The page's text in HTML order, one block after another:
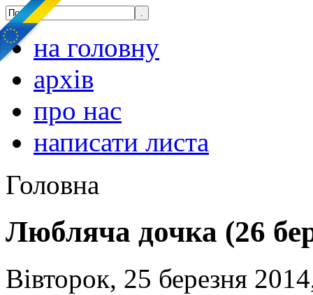
на головну
архів
про нас
написати листа
Головна
Любляча дочка (26
Вівторок, 25 березня